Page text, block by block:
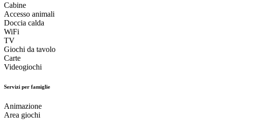
Cabine
Accesso animali
Doccia calda
WiFi
TV
Giochi da tavolo
Carte
Videogiochi
Servizi per famiglie
Animazione
Area giochi